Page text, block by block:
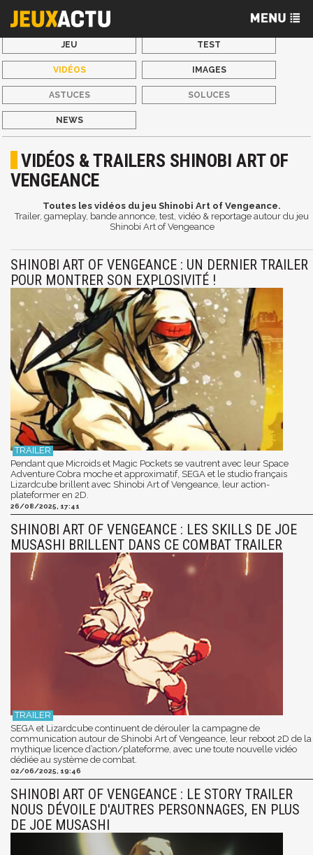
JEU TEST
VIDÉOS IMAGES
ASTUCES SOLUCES
NEWS
VIDÉOS & TRAILERS SHINOBI ART OF
VENGEANCE
Toutes les vidéos du jeu Shinobi Art of Vengeance.
Trailer, gameplay, bande annonce, test, vidéo & reportage autour du jeu
Shinobi Art of Vengeance
SHINOBI ART OF VENGEANCE : UN DERNIER TRAILER
POUR MONTRER SON EXPLOSIVITÉ !
Pendant que Microids et Magic Pockets se vautrent avec leur Space
Adventure Cobra moche et approximatif, SEGA et le studio français
Lizardcube brillent avec Shinobi Art of Vengeance, leur action-
plateformer en 2D.
26/08/2025, 17:41
SHINOBI ART OF VENGEANCE : LES SKILLS DE JOE
MUSASHI BRILLENT DANS CE COMBAT TRAILER
SEGA et Lizardcube continuent de dérouler la campagne de
communication autour de Shinobi Art of Vengeance, leur reboot 2D de la
mythique licence d’action/plateforme, avec une toute nouvelle vidéo
dédiée au système de combat.
02/06/2025, 19:46
SHINOBI ART OF VENGEANCE : LE STORY TRAILER
NOUS DÉVOILE D'AUTRES PERSONNAGES, EN PLUS
DE JOE MUSASHI